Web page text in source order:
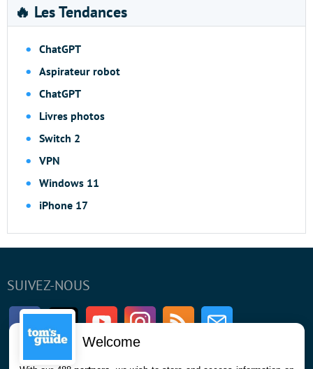
🔥 Les Tendances
ChatGPT
Aspirateur robot
ChatGPT
Livres photos
Switch 2
VPN
Windows 11
iPhone 17
SUIVEZ-NOUS
FacebookTwitter Youtube InstagramRSS Newsletter
Welcome